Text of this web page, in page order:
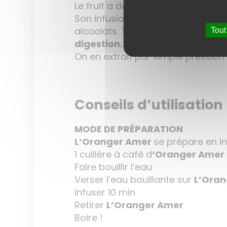
Le fruit a des vertus
Son infusion soulage les maux
alcoolats. Très bon
digestion.
On en extrait par simple pression
Conseils d’utilisation
MODE DE PRÉPARATION
L’Oranger Amer se prépare en
1 cuillère à café d‘Oranger Amer
Faire bouillir l’eau
Verser l’eau bouillante sur
Infuser 10 min
Retirer L’Oranger Amer
Boire !